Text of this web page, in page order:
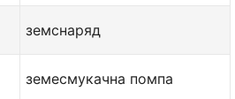
земснаряд
земесмукачна помпа